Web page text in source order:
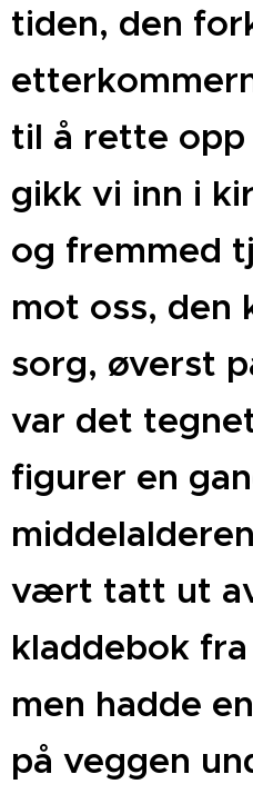
tiden, den
til å rette
gikk vi inn i
og fremmed
mot oss, den
sorg, øverst
var det
figurer en
vært tatt ut
kladdebok
men hadde
på veggen